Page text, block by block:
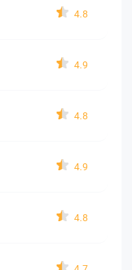
4.8
4.9
4.8
4.9
4.8